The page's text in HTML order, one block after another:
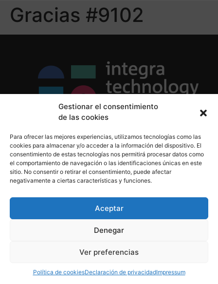
Gestionar el consentimiento
de las cookies
Para ofrecer las mejores experiencias, utilizamos tecnologías como las
cookies para almacenar y/o acceder a la información del dispositivo. El
consentimiento de estas tecnologías nos permitirá procesar datos como
el comportamiento de navegación o las identificaciones únicas en este
sitio. No consentir o retirar el consentimiento, puede afectar
negativamente a ciertas características y funciones.
Aceptar
Denegar
Ver preferencias
Política de cookiesDeclaración de privacidadImpressum
Gracias #9102
Política de Privacidad
Política de Cookies
Aviso Legal
informacion@integratecnologia.es
910 607 564
derechos reservados